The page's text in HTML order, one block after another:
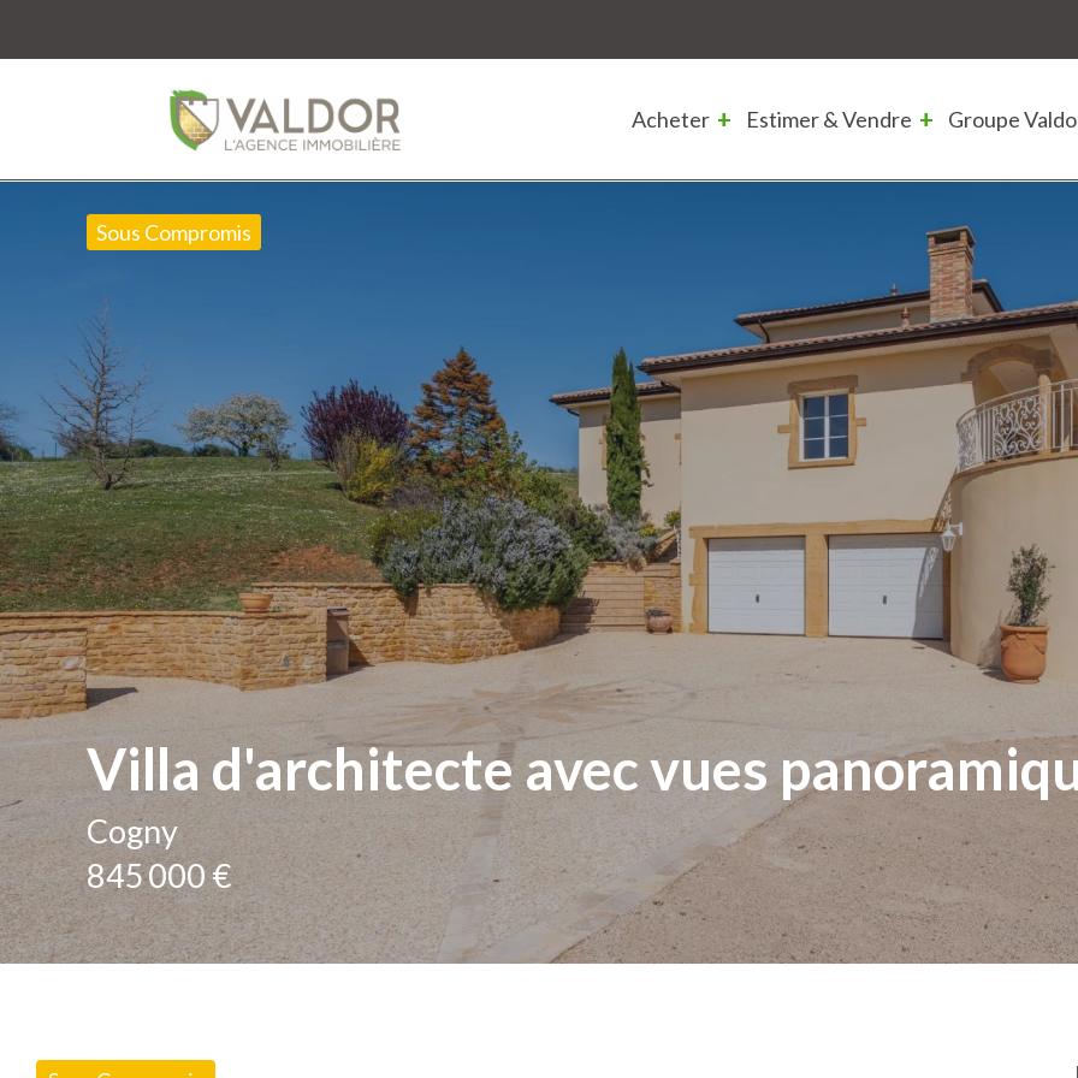
Acheter Estimer & Vendre Groupe
Sous Compromis
Villa d'architecte avec vues
Cogny
845 000 €